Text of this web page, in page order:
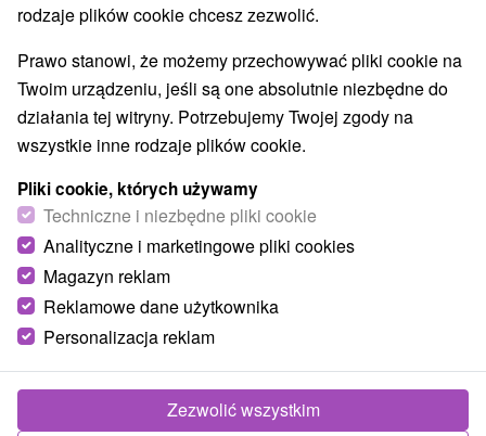
Wsie i miasta
Ružomberok(2)
Sztuczna ściana wspinaczkowa Ružomberok
rodzaje plików cookie chcesz zezwolić.
Prawo stanowi, że możemy przechowywać pliki cookie na
Twoim urządzeniu, jeśli są one absolutnie niezbędne do
działania tej witryny. Potrzebujemy Twojej zgody na
wszystkie inne rodzaje plików cookie.
Pliki cookie, których używamy
Techniczne i niezbędne pliki cookie
Analityczne i marketingowe pliki cookies
Magazyn reklam
Reklamowe dane użytkownika
Personalizacja reklam
Zezwolić wszystkim